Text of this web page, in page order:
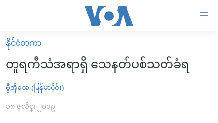
လွယ်ကူ
စေ
Link
များ
မူလစာမျက်နှာ
မြန်မာ
ကမ္ဘာ့သတင်းများ
နိုင်ငံတကာ
ဗွီဒီယို
နိုင်ငံတကာ
တူရကီသံအရာရှိ သေနတ်ပစ်သတ်ခံရ
ဗွီအိုအေ (မြန်မာပိုင်း)
၁၈ ဇူလိုင္၊ ၂၀၁၉